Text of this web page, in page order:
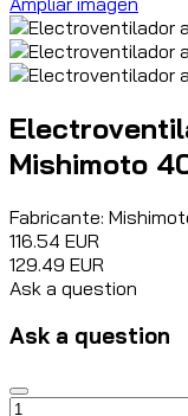
Mishimoto
Fabricante:
116.54 EUR
129.49 EUR
Ask a question
Ask a question